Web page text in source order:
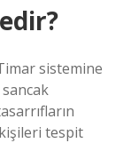
sistemine
tespit